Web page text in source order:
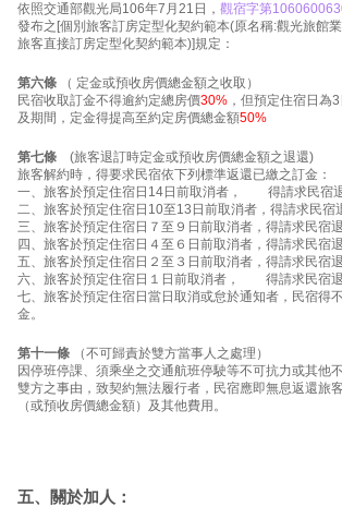
依照交通部觀光局106年7月21日， 觀宿字第
發布之[個別旅客訂房定型化契約範本(原名稱:觀光旅館
旅客直接訂房定型化契約範本)]規定：
第六條 （ 定金或預收房價總金額之收取）
民宿收取訂金不得逾約定總房價30% ，但預定住宿日為
及期間，定金得提高至約定房價總金額50%
第七條 (旅客退訂時定金或預收房價總金額之退還)
旅客解約時，得要求民宿依下列標準返還已繳之訂金：
一、旅客於預定住宿日14日前取消者， 得請求民宿退
二、旅客於預定住宿日10至13日前取消者，得請求民宿
三、旅客於預定住宿日７至９日前取消者，得請求民宿
四、旅客於預定住宿日４至６日前取消者，得請求民宿
五、旅客於預定住宿日２至３日前取消者，得請求民宿
六、旅客於預定住宿日１日前取消者， 得請求民宿退
七、旅客於預定住宿日當日取消或怠於通知者，民宿得
金。
第十一條 （不可歸責於雙方當事人之處理）
因停班停課、須乘坐之交通航班停駛等不可抗力或其他
雙方之事由，致契約無法履行者，民宿應即無息返還旅
（或預收房價總金額）及其他費用。
五、關於加人：